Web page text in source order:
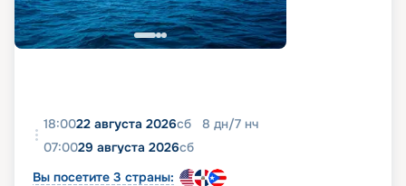
18:0022 августа 2026сб 8 дн/7 нч
07:0029 августа 2026сб
Вы посетите 3 страны: